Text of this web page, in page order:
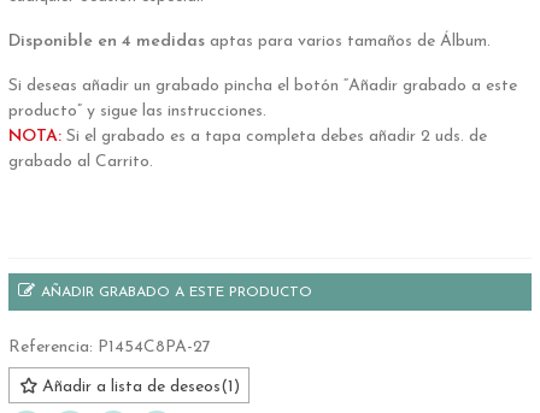
Disponible en 4 medidas aptas para varios tamaños de Álbum.
Si deseas añadir un grabado pincha el botón “Añadir grabado a este
producto” y sigue las instrucciones.
NOTA: Si el grabado es a tapa completa debes añadir 2 uds. de
grabado al Carrito.
AÑADIR GRABADO A ESTE PRODUCTO
Referencia: P1454C8PA-27
Añadir a lista de deseos(1 )